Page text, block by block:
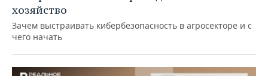
хозяйство
Зачем выстраивать кибербезопасность в агросекторе и с
чего начать